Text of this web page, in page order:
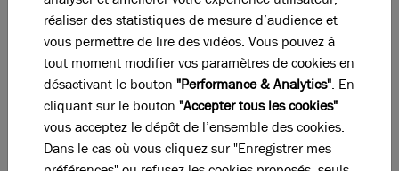
Diagnostic DPE en cours
B C D E F G
Indice d'émission de gaz à effet de serre
Diagnostic GES en cours
réaliser des statistiques de mesure d’audience et
vous permettre de lire des vidéos. Vous pouvez à
tout moment modifier vos paramètres de cookies en
désactivant le bouton "Performance & Analytics". En
cliquant sur le bouton "Accepter tous les cookies"
vous acceptez le dépôt de l’ensemble des cookies.
Dans le cas où vous cliquez sur "Enregistrer mes